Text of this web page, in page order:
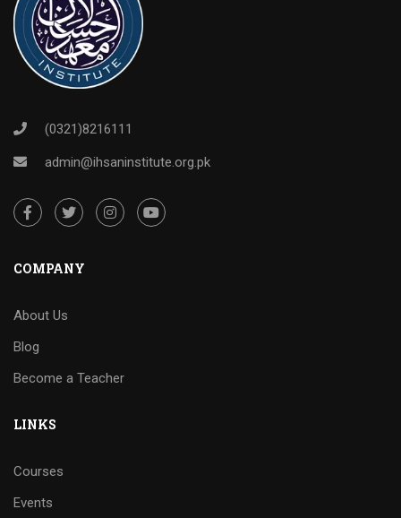
(0321)8216111
admin@ihsaninstitute.org.pk
COMPANY
About Us
Blog
Become a Teacher
LINKS
Courses
Events